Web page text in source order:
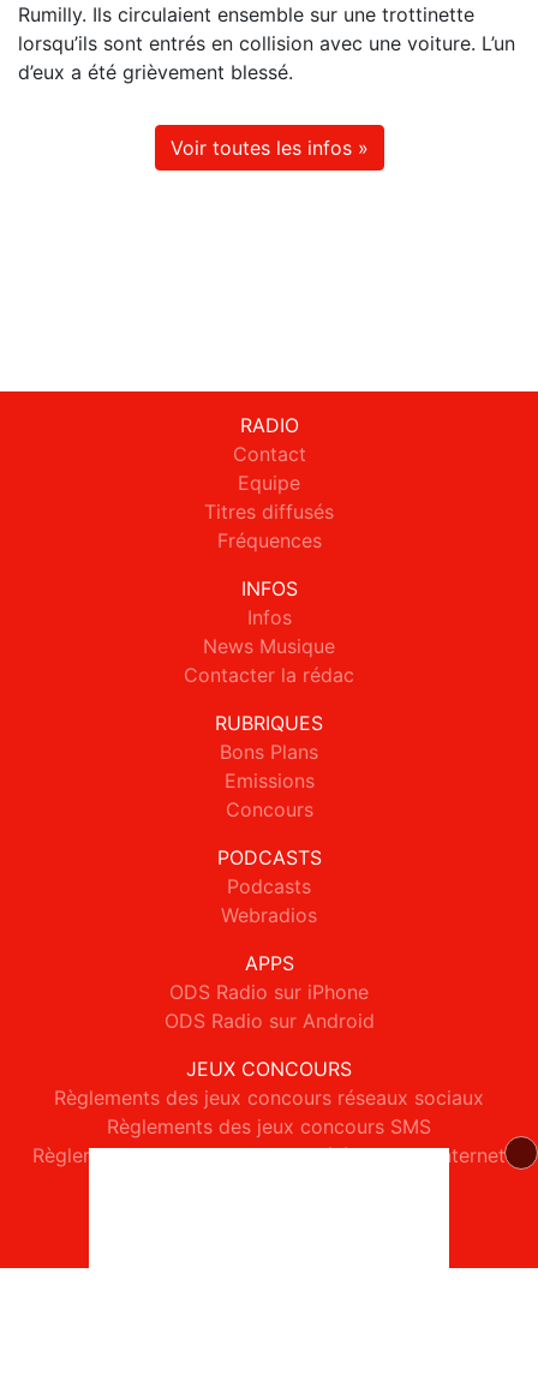
Rumilly. Ils circulaient ensemble sur une trottinette
lorsqu’ils sont entrés en collision avec une voiture. L’un
d’eux a été grièvement blessé.
Voir toutes les infos »
RADIO
Contact
Equipe
Titres diffusés
Fréquences
INFOS
Infos
News Musique
Contacter la rédac
RUBRIQUES
Bons Plans
Emissions
Concours
PODCASTS
Podcasts
Webradios
APPS
ODS Radio sur iPhone
ODS Radio sur Android
JEUX CONCOURS
Règlements des jeux concours réseaux sociaux
Règlements des jeux concours SMS
Règlements des jeux concours téléphone et internet